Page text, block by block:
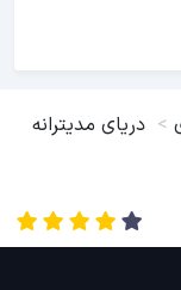
دریای مدیترانه